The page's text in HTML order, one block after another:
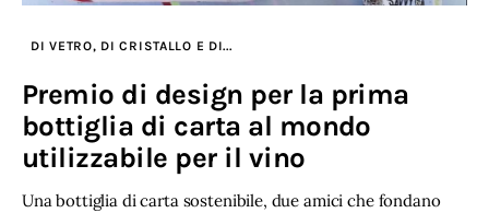
DI VETRO, DI CRISTALLO E DI...
Premio di design per la prima
bottiglia di carta al mondo
utilizzabile per il vino
Una bottiglia di carta sostenibile, due amici che fondano